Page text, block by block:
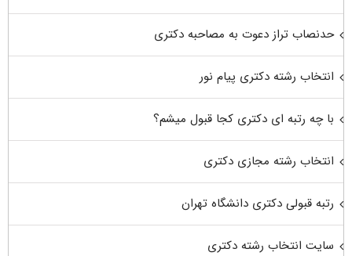
حدنصاب تراز دعوت به مصاحبه دکتری
انتخاب رشته دکتری پیام نور
با چه رتبه ای دکتری کجا قبول میشم؟
انتخاب رشته مجازی دکتری
رتبه قبولی دکتری دانشگاه تهران
سایت انتخاب رشته دکتری